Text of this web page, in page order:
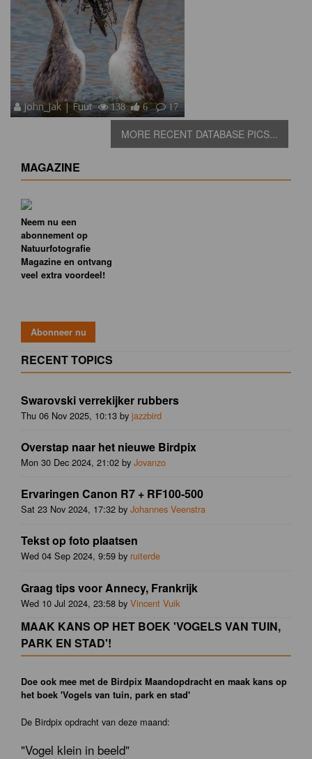
John_Jak | Fuut 138 6 17
MORE RECENT DATABASE PICS...
MAGAZINE
Neem nu een
abonnement op
Natuurfotografie
Magazine en ontvang
veel extra voordeel!
RECENT TOPICS
Swarovski verrekijker rubbers
Thu 06 Nov 2025, 10:13 by jazzbird
Overstap naar het nieuwe Birdpix
Mon 30 Dec 2024, 21:02 by Jovanzo
Ervaringen Canon R7 + RF100-500
Sat 23 Nov 2024, 17:32 by Johannes Veenstra
Tekst op foto plaatsen
Wed 04 Sep 2024, 9:59 by ruiterde
Graag tips voor Annecy, Frankrijk
Wed 10 Jul 2024, 23:58 by Vincent Vuik
MAAK KANS OP HET BOEK 'VOGELS VAN TUIN,
PARK EN STAD'!
Doe ook mee met de Birdpix Maandopdracht en maak kans op
het boek 'Vogels van tuin, park en stad'
De Birdpix opdracht van deze maand:
"Vogel klein in beeld"